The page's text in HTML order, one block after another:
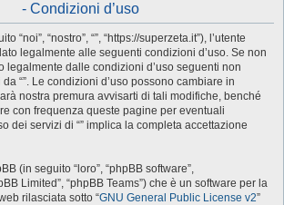
- Condizioni d’uso
“noi”, “nostro”, “”, “https://superzeta.it”), l’utente
legalmente alle seguenti condizioni d’uso. Se non
legalmente dalle condizioni d’uso seguenti non
“”. Le condizioni d’uso possono cambiare in
nostra premura avvisarti di tali modifiche, benché
con frequenza queste pagine per eventuali
dei servizi di “” implica la completa accettazione
(in seguito “loro”, “phpBB software”,
Limited”, “phpBB Teams”) che è un software per la
rilasciata sotto “GNU General Public License v2”